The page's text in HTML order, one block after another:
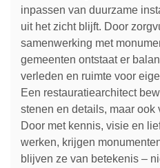
inpassen van duurzame
uit het zicht blijft. Door
samenwerking met
gemeenten ontstaat er
verleden en ruimte voor
Een restauratiearchitect
stenen en details, maar ook
Door met kennis, visie en
werken, krijgen
blijven ze van betekenis –